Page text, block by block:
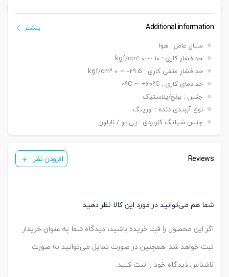
Additional information
سیال عامل : هوا
حد فشار کاری : 10 ∼ 0 kgf/cm²
حد فشار منفی کاری : 29.5- ∼ 0 kgf/cm²
حد دمای کاری : 0ºC ∼ +60ºC
جنس : برنج/پلاستیک
نوع آببندی دنده : اورینگ
جنس شیلنگ کاربردی : پی یو / نایلون
بیشتر
Reviews افزودن نظر
شما هم می‌توانید در مورد این کالا نظر دهید.
اگر این محصول را قبلا خریده باشید، دیدگاه شما به عنوان خریدار
ثبت خواهد شد. همچنین در صورت تمایل می‌توانید به صورت
ناشناس دیدگاه خود را ثبت کنید.